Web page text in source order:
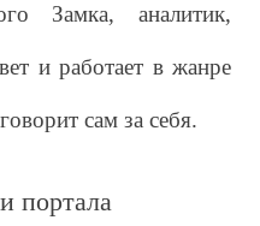
Замка, аналитик,
и работает в жанре
сам за себя.
портала